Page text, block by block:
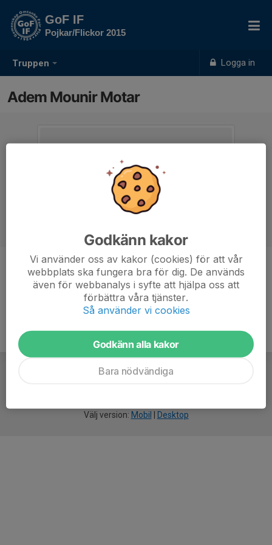
Truppen Logga in
GoF IF
Pojkar/Flickor 2015
Adem Mounir Motar
Ålder 10 år
Välj version: Mobil Desktop
Godkänn kakor
Vi använder oss av kakor (cookies) för att vår
webbplats ska fungera bra för dig. De används
även för webbanalys i syfte att hjälpa oss att
förbättra våra tjänster.
Så använder vi cookies
Godkänn alla kakor
Bara nödvändiga